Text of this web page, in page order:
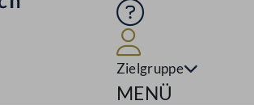
Hilfe
Zielgruppe
MENÜ